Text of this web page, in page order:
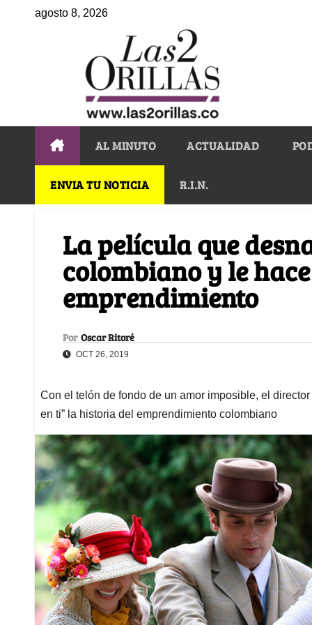
agosto 8, 2026
AL MINUTO ACTUALIDAD
ENVIA TU NOTICIA R.I.N.
La película que
colombiano y le
emprendimiento
Por Oscar Ritoré
OCT 26, 2019
Con el telón de fondo de un amor imposible, el
en ti” la historia del emprendimiento colombiano